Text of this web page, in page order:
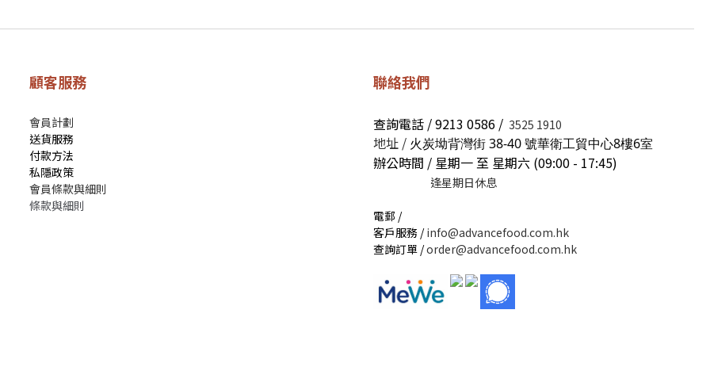
顧客服務
會員計劃
送貨服務
付款方法
私隱政策
會員條款與細則
條款與細則
聯絡我們
查詢電話 / 9213 0586 / 3525 1910
地址 / 火炭坳背灣街 38-40 號華衛工貿中心8樓6室
辦公時間 / 星期一 至 星期六 (09:00 - 17:45)
逢星期日休息
電郵 /
客戶服務 /info@advancefood.com.hk
查詢訂單 /order@advancefood.com.hk